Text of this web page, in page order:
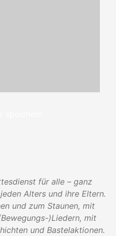
für alle – ganz
Alters und ihre Eltern.
und zum Staunen, mit
)Liedern, mit
und Bastelaktionen.